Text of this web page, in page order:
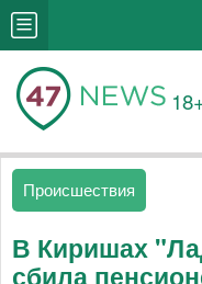
Происшествия
В Киришах
сбила